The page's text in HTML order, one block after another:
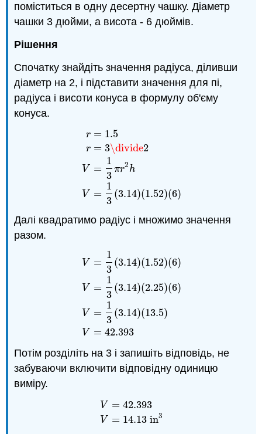
поміститься в одну десертну чашку. Діаметр
чашки 3 дюйми, а висота - 6 дюймів.
Рішення
Спочатку знайдіть значення радіуса, діливши
діаметр на 2, і підставити значення для пі,
радіуса і висоти конуса в формулу об'єму
конуса.
r
r
V
V
= 1.5
= 3\divide2
=
1
3
πr2 h
=
1
3
(3.14)(1.52)(6)
r= 1.5 r=3\divide
Далі квадратимо радіус і множимо значення
разом.
V
V
V
V
=
1
3
(3.14)(1.52)(6)
=
1
3
(3.14)(2.25)(6)
=
1
3
(3.14)(13.5)
= 42.393
V (3.14) (1.52)(6)V
Потім розділіть на 3 і запишіть відповідь, не
забуваючи включити відповідну одиницю
виміру.
V
V
= 42.393
= 14.13 in3
V 42.393V 14.13